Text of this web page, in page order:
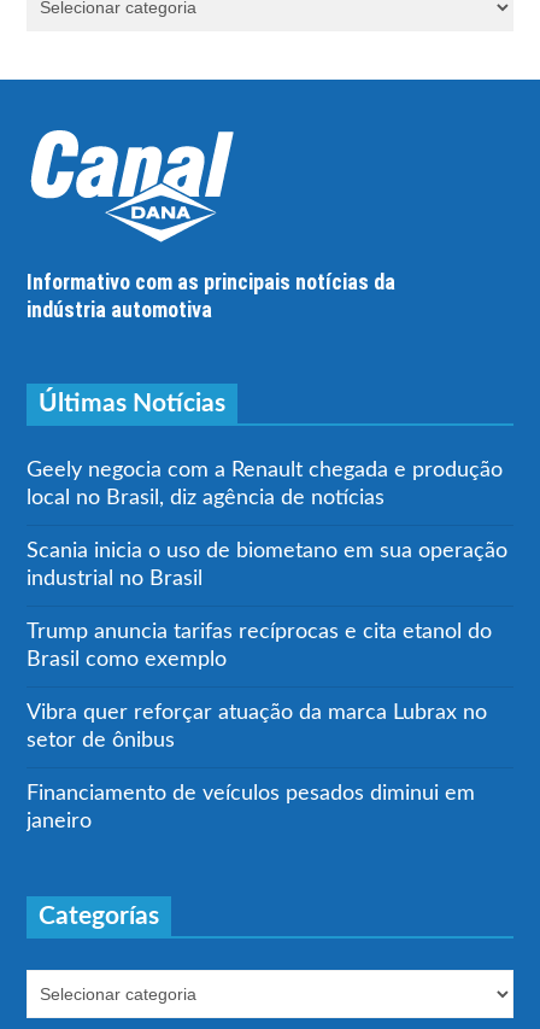
Informativo com as principais notícias da
indústria automotiva
Últimas Notícias
Geely negocia com a Renault chegada e produção
local no Brasil, diz agência de notícias
Scania inicia o uso de biometano em sua operação
industrial no Brasil
Trump anuncia tarifas recíprocas e cita etanol do
Brasil como exemplo
Vibra quer reforçar atuação da marca Lubrax no
setor de ônibus
Financiamento de veículos pesados diminui em
janeiro
Categorías